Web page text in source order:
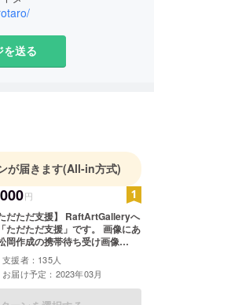
を送る
が届きます(All-in方式)
円
ただただ支援】 RaftArtGalleryへ
ただただ支援」です。 画像にあ
岡作成の携帯待ち受け画像
）をお送りしま
※リターンはクラウドファン
ング終了次第、順次送信いたし
。
支援者：135人
お届け予定：2023年03月